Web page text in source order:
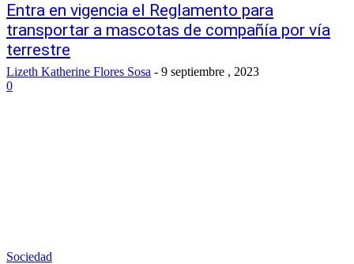
Entra en vigencia el Reglamento para
transportar a mascotas de compañía por vía
terrestre
Lizeth Katherine Flores Sosa - 9 septiembre , 2023
0
Sociedad